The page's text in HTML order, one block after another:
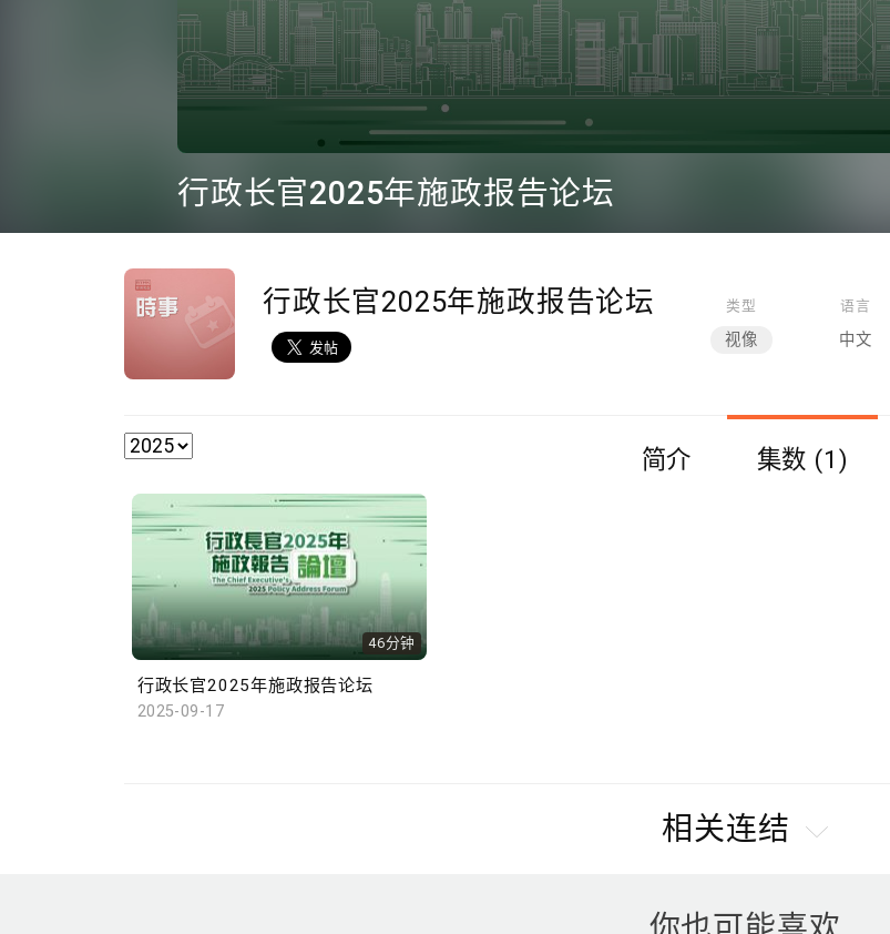
seconds
of
46
minutes,
seconds
行政长官2025年施政报告论坛
行政长官2025年施政报告论坛 类型
视像
语言
中文
简介 集数 (1)
46分钟
行政长官2025年施政报告论坛
2025-09-17
相关连结